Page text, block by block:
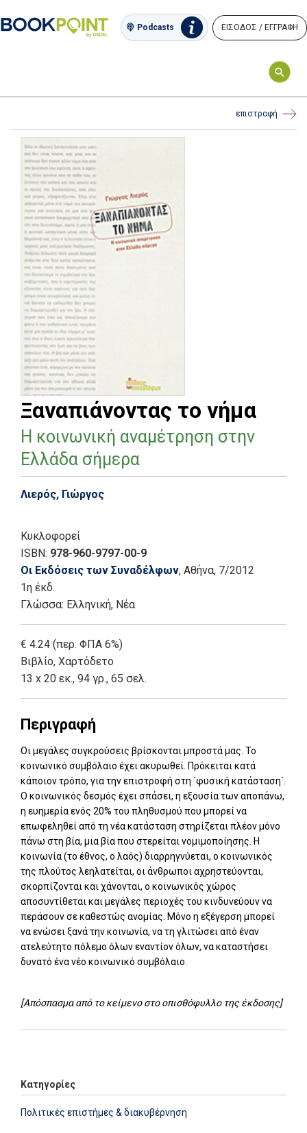
Podcasts ΕΙΣΟΔΟΣ / ΕΓΓΡΑΦΗ
επιστροφή
Ξαναπιάνοντας το νήμα
Η κοινωνική αναμέτρηση στην
Ελλάδα σήμερα
Λιερός, Γιώργος
Κυκλοφορεί
ISBN: 978-960-9797-00-9
Οι Εκδόσεις των Συναδέλφων, Αθήνα, 7/2012
1η έκδ.
Γλώσσα: Ελληνική, Νέα
€ 4.24 (περ. ΦΠΑ 6%)
Βιβλίο, Χαρτόδετο
13 x 20 εκ., 94 γρ., 65 σελ.
Περιγραφή
Οι μεγάλες συγκρούσεις βρίσκονται μπροστά μας. Το
κοινωνικό συμβόλαιο έχει ακυρωθεί. Πρόκειται κατά
κάποιον τρόπο, για την επιστροφή στη `φυσική κατάσταση`.
Ο κοινωνικός δεσμός έχει σπάσει, η εξουσία των αποπάνω,
η ευημερία ενός 20% του πληθυσμού που μπορεί να
επωφεληθεί από τη νέα κατάσταση στηρίζεται πλέον μόνο
πάνω στη βία, μια βία που στερείται νομιμοποίησης. Η
κοινωνία (το έθνος, ο λαός) διαρρηγνύεται, ο κοινωνικός
της πλούτος λεηλατείται, οι άνθρωποι αχρηστεύονται,
σκορπίζονται και χάνονται, ο κοινωνικός χώρος
αποσυντίθεται και μεγάλες περιοχές του κινδυνεύουν να
περάσουν σε καθεστώς ανομίας. Μόνο η εξέγερση μπορεί
να ενώσει ξανά την κοινωνία, να τη γλιτώσει από έναν
ατελεύτητο πόλεμο όλων εναντίον όλων, να καταστήσει
δυνατό ένα νέο κοινωνικό συμβόλαιο.
[Απόσπασμα από το κείμενο στο οπισθόφυλλο της έκδοσης]
Κατηγορίες
Πολιτικές επιστήμες & διακυβέρνηση